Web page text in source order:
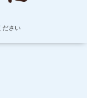
ださい